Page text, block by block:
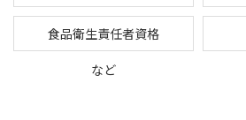
食品衛生責任者資格
など